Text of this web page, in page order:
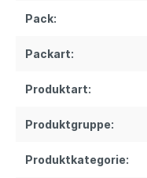
Pack:
Packart:
Produktart:
Produktgruppe:
Produktkategorie: